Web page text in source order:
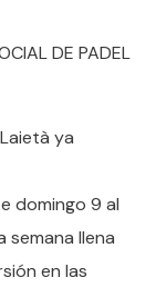
DE PADEL
ya
domingo 9 al
semana llena
en las